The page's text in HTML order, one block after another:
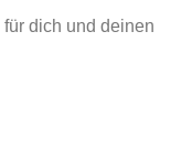
für dich und deinen